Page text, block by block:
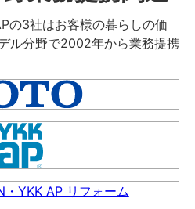
の3社はお客様の暮らしの価
ル分野で2002年から業務提携